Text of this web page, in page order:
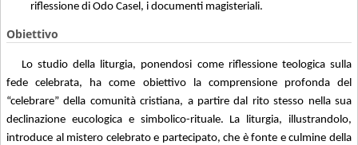
riflessione di Odo Casel, i documenti magisteriali.
Obiettivo
Lo studio della liturgia, ponendosi come riflessione teologica sulla
fede celebrata, ha come obiettivo la comprensione profonda del
“celebrare” della comunità cristiana, a partire dal rito stesso nella sua
declinazione eucologica e simbolico-rituale. La liturgia, illustrandolo,
introduce al mistero celebrato e partecipato, che è fonte e culmine della